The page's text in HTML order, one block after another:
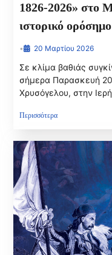
1826-2026» στο
ιστορικό
Ηρωική Έξοδο
• 20 Μαρτίου 2026
Σε κλίμα βαθιάς
σήμερα Παρασκευή
Χρυσόγελου, στην Ιερή
Περισσότερα